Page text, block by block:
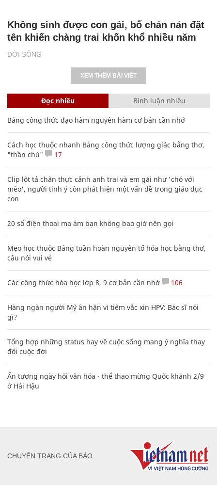
ĐỜI SỐNG
Không sinh được con gái, bố chán nản đặt
tên khiến chàng trai khốn khổ nhiều năm
XEM THÊM BÀI VIẾT
Đọc nhiều Bình luận nhiều
Bảng công thức đạo hàm nguyên hàm cơ bản cần nhớ
Cách học thuộc nhanh Bảng công thức lượng giác bằng thơ,
"thần chú"
17
Clip lột tả chân thực cảnh anh trai và em gái như 'chó với
mèo', người tinh ý còn phát hiện một vấn đề trong giáo dục
con
20 số điện thoại ma ám bạn không bao giờ nên gọi
Mẹo học thuộc Bảng tuần hoàn nguyên tố hóa học bằng thơ,
câu nói vui vẻ
Các công thức hóa học lớp 8, 9 cơ bản cần nhớ 106
Hàng ngàn người Mỹ ân hận vì tiêm vắc xin HPV: Bác sĩ nói
gì?
Tổng hợp những status hay về cuộc sống mang ý nghĩa thay
đổi cuộc đời
Ấn tượng ngày hội văn hóa - thể thao mừng Quốc khánh 2/9
ở Hải Hậu
CHUYÊN TRANG CỦA BÁO